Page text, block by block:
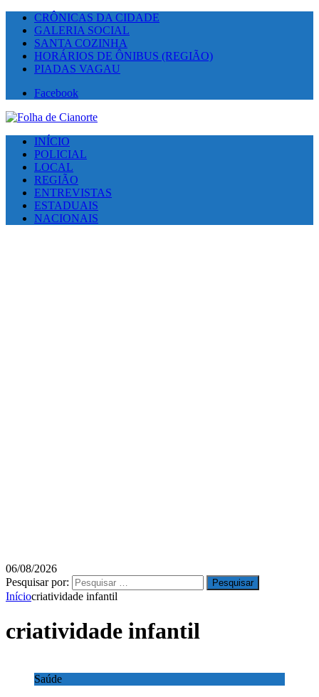
CRÔNICAS DA CIDADE
GALERIA SOCIAL
SANTA COZINHA
HORÁRIOS DE ÔNIBUS (REGIÃO)
PIADAS VAGAU
Facebook
INÍCIO
POLICIAL
LOCAL
REGIÃO
ENTREVISTAS
ESTADUAIS
NACIONAIS
06/08/2026
Pesquisar por:
Iníciocriatividade infantil
criatividade infantil
Saúde